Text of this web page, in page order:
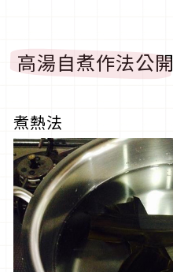
高湯自煮作法公開
煮熱法